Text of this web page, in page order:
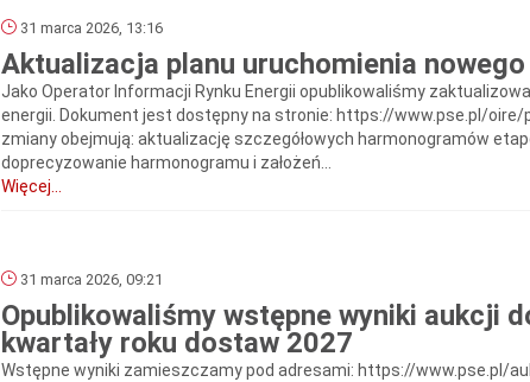
31 marca 2026, 13:16
Aktualizacja planu uruchomienia
Jako Operator Informacji Rynku Energii opublikowaliśmy
energii. Dokument jest dostępny na stronie: https://www.pse.pl/
zmiany obejmują: aktualizację szczegółowych harmonogramów
doprecyzowanie harmonogramu i założeń...
Więcej...
31 marca 2026, 09:21
Opublikowaliśmy wstępne wyniki aukcji
kwartały roku dostaw 2027
Wstępne wyniki zamieszczamy pod adresami: https://www.pse.pl/